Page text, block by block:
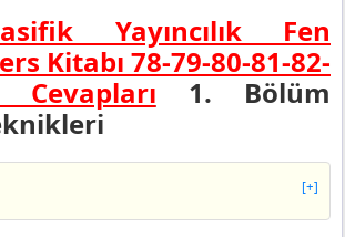
Yayıncılık Fen
Kitabı 78-79-80-81-82-
1. Bölüm
[+]
Ders Kitabı Sayfa 78 Cevapları